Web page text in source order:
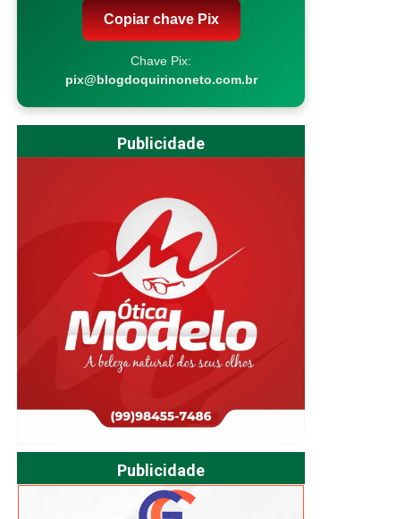
Copiar chave Pix
Chave Pix:
pix@blogdoquirinoneto.com.br
Publicidade
Publicidade